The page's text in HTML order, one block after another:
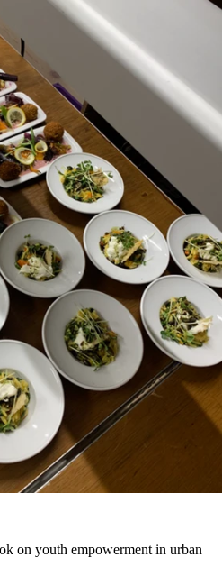
on youth empowerment in urban